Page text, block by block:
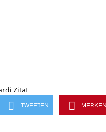
TWEETEN MERKEN